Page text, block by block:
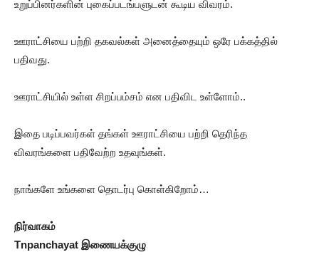
உறுப்பினர்களின் புகைப்படங்பளுடன் கூடிய விவரம்.
ஊராட்சியை பற்றி தகவல்கள் அனைத்தையும் ஒரே பக்கத்தில்
பதிவது.
ஊராட்சியில் உள்ள சிறப்பம்சம் என பதிவிட உள்ளோம்..
இதை படிப்பவர்கள் தங்கள் ஊராட்சியை பற்றி தெரிந்த
விவரங்களை பதிவேற்ற உதவுங்கள்.
நாங்களே உங்களை தொடர்பு கொள்கிறோம்…
நிர்வாகம்
Tnpanchayat இணையக்குழு